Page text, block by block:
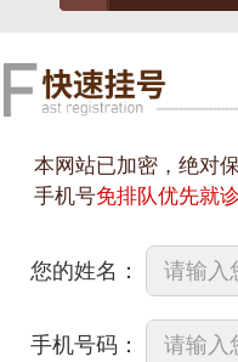
本网站已加密，绝对
手机号免排队优先就
您的姓名：
手机号码：